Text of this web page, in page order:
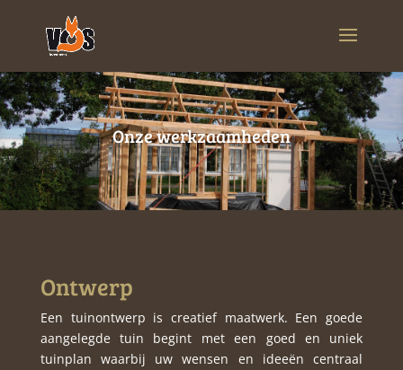
Onze werkzaamheden
Ontwerp
Een tuinontwerp is creatief maatwerk. Een goede
aangelegde tuin begint met een goed en uniek
tuinplan waarbij uw wensen en ideeën centraal